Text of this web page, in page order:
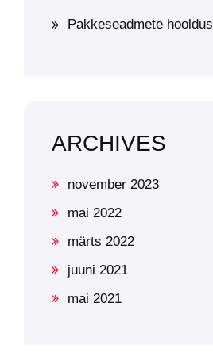
Pakkeseadmete hooldus
ARCHIVES
november 2023
mai 2022
märts 2022
juuni 2021
mai 2021